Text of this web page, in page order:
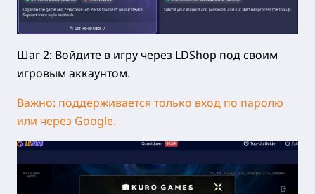
Шаг 2: Войдите в игру через LDShop под своим
игровым аккаунтом.
Важно: поддерживается только вход по паролю
или через Google.